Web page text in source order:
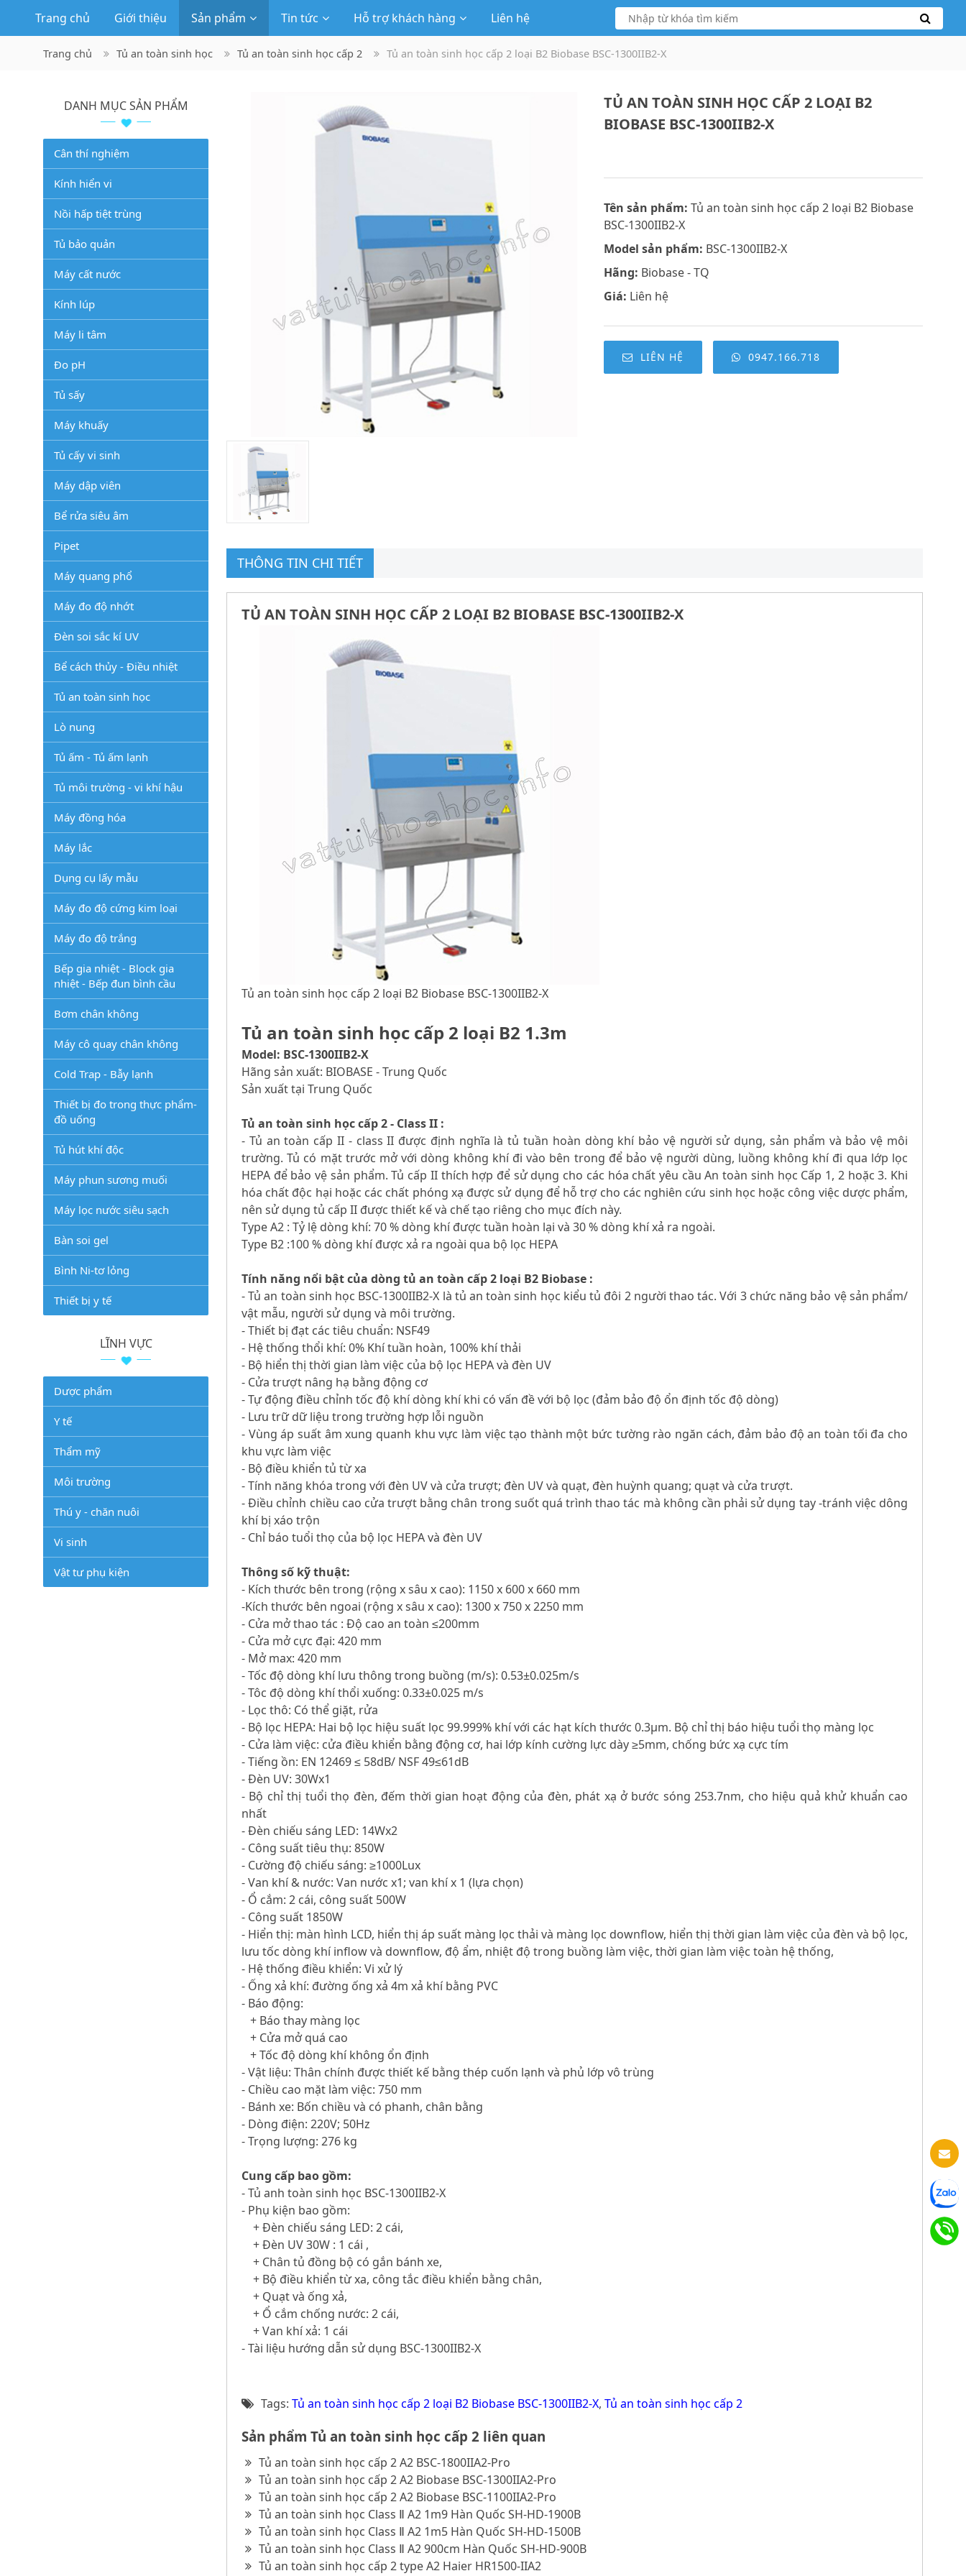
Trang chủ Giới thiệu Sản phẩm Tin tức Hỗ trợ khách hàng Liên hệ
Trang chủ Tủ an toàn sinh học Tủ an toàn sinh học cấp 2 Tủ an toàn sinh học cấp 2 loại B2 Biobase BSC-1300IIB2-X
TỦ AN TOÀN SINH HỌC CẤP 2 LOẠI B2
BIOBASE BSC-1300IIB2-X
Tên sản phẩm: Tủ an toàn sinh học cấp 2 loại B2 Biobase
BSC-1300IIB2-X
Model sản phẩm: BSC-1300IIB2-X
Hãng: Biobase - TQ
Giá: Liên hệ
LIÊN HỆ 0947.166.718
THÔNG TIN CHI TIẾT
TỦ AN TOÀN SINH HỌC CẤP 2 LOẠI B2 BIOBASE BSC-1300IIB2-X
Tủ an toàn sinh học cấp 2 loại B2 Biobase BSC-1300IIB2-X
Tủ an toàn sinh học cấp 2 loại B2 1.3m
Model: BSC-1300IIB2-X
Hãng sản xuất: BIOBASE - Trung Quốc
Sản xuất tại Trung Quốc
Tủ an toàn sinh học cấp 2 - Class II :
- Tủ an toàn cấp II - class II được định nghĩa là tủ tuần hoàn dòng khí bảo vệ người sử dụng, sản phẩm và bảo vệ môi
trường. Tủ có mặt trước mở với dòng không khí đi vào bên trong để bảo vệ người dùng, luồng không khí đi qua lớp lọc
HEPA để bảo vệ sản phẩm. Tủ cấp II thích hợp để sử dụng cho các hóa chất yêu cầu An toàn sinh học Cấp 1, 2 hoặc 3. Khi
hóa chất độc hại hoặc các chất phóng xạ được sử dụng để hỗ trợ cho các nghiên cứu sinh học hoặc công việc dược phẩm,
nên sử dụng tủ cấp II được thiết kế và chế tạo riêng cho mục đích này.
Type A2 : Tỷ lệ dòng khí: 70 % dòng khí được tuần hoàn lại và 30 % dòng khí xả ra ngoài.
Type B2 :100 % dòng khí được xả ra ngoài qua bộ lọc HEPA
Tính năng nổi bật của dòng tủ an toàn cấp 2 loại B2 Biobase :
- Tủ an toàn sinh học BSC-1300IIB2-X là tủ an toàn sinh học kiểu tủ đôi 2 người thao tác. Với 3 chức năng bảo vệ sản phẩm/
vật mẫu, người sử dụng và môi trường.
- Thiết bị đạt các tiêu chuẩn: NSF49
- Hệ thống thổi khí: 0% Khí tuần hoàn, 100% khí thải
- Bộ hiển thị thời gian làm việc của bộ lọc HEPA và đèn UV
- Cửa trượt nâng hạ bằng động cơ
- Tự động điều chỉnh tốc độ khí dòng khí khi có vấn đề với bộ lọc (đảm bảo độ ổn định tốc độ dòng)
- Lưu trữ dữ liệu trong trường hợp lỗi nguồn
- Vùng áp suất âm xung quanh khu vực làm việc tạo thành một bức tường rào ngăn cách, đảm bảo độ an toàn tối đa cho
khu vực làm việc
- Bộ điều khiển tủ từ xa
- Tính năng khóa trong với đèn UV và cửa trượt; đèn UV và quạt, đèn huỳnh quang; quạt và cửa trượt.
- Điều chỉnh chiều cao cửa trượt bằng chân trong suốt quá trình thao tác mà không cần phải sử dụng tay -tránh việc dông
khí bị xáo trộn
- Chỉ báo tuổi thọ của bộ lọc HEPA và đèn UV
Thông số kỹ thuật:
- Kích thước bên trong (rộng x sâu x cao): 1150 x 600 x 660 mm
-Kích thước bên ngoai (rộng x sâu x cao): 1300 x 750 x 2250 mm
- Cửa mở thao tác : Độ cao an toàn ≤200mm
- Cửa mở cực đại: 420 mm
- Mở max: 420 mm
- Tốc độ dòng khí lưu thông trong buồng (m/s): 0.53±0.025m/s
- Tôc độ dòng khí thổi xuống: 0.33±0.025 m/s
- Lọc thô: Có thể giặt, rửa
- Bộ lọc HEPA: Hai bộ lọc hiệu suất lọc 99.999% khí với các hạt kích thước 0.3µm. Bộ chỉ thị báo hiệu tuổi thọ màng lọc
- Cửa làm việc: cửa điều khiển bằng động cơ, hai lớp kính cường lực dày ≥5mm, chống bức xạ cực tím
- Tiếng ồn: EN 12469 ≤ 58dB/ NSF 49≤61dB
- Đèn UV: 30Wx1
- Bộ chỉ thị tuổi thọ đèn, đếm thời gian hoạt động của đèn, phát xạ ở bước sóng 253.7nm, cho hiệu quả khử khuẩn cao
nhất
- Đèn chiếu sáng LED: 14Wx2
- Công suất tiêu thụ: 850W
- Cường độ chiếu sáng: ≥1000Lux
- Van khí & nước: Van nước x1; van khí x 1 (lựa chọn)
- Ổ cắm: 2 cái, công suất 500W
- Công suất 1850W
- Hiển thị: màn hình LCD, hiển thị áp suất màng lọc thải và màng lọc downflow, hiển thị thời gian làm việc của đèn và bộ lọc,
lưu tốc dòng khí inflow và downflow, độ ẩm, nhiệt độ trong buồng làm việc, thời gian làm việc toàn hệ thống,
- Hệ thống điều khiển: Vi xử lý
- Ống xả khí: đường ống xả 4m xả khí bằng PVC
- Báo động:
+ Báo thay màng lọc
+ Cửa mở quá cao
+ Tốc độ dòng khí không ổn định
- Vật liệu: Thân chính được thiết kế bằng thép cuốn lạnh và phủ lớp vô trùng
- Chiều cao mặt làm việc: 750 mm
- Bánh xe: Bốn chiều và có phanh, chân bằng
- Dòng điện: 220V; 50Hz
- Trọng lượng: 276 kg
Cung cấp bao gồm:
- Tủ anh toàn sinh học BSC-1300IIB2-X
- Phụ kiện bao gồm:
+ Đèn chiếu sáng LED: 2 cái,
+ Đèn UV 30W : 1 cái ,
+ Chân tủ đồng bộ có gắn bánh xe,
+ Bộ điều khiển từ xa, công tắc điều khiển bằng chân,
+ Quạt và ống xả,
+ Ổ cắm chống nước: 2 cái,
+ Van khí xả: 1 cái
- Tài liệu hướng dẫn sử dụng BSC-1300IIB2-X
Tags: Tủ an toàn sinh học cấp 2 loại B2 Biobase BSC-1300IIB2-X, Tủ an toàn sinh học cấp 2
Sản phẩm Tủ an toàn sinh học cấp 2 liên quan
Tủ an toàn sinh học cấp 2 A2 BSC-1800IIA2-Pro
Tủ an toàn sinh học cấp 2 A2 Biobase BSC-1300IIA2-Pro
Tủ an toàn sinh học cấp 2 A2 Biobase BSC-1100IIA2-Pro
Tủ an toàn sinh học Class Ⅱ A2 1m9 Hàn Quốc SH-HD-1900B
Tủ an toàn sinh học Class Ⅱ A2 1m5 Hàn Quốc SH-HD-1500B
Tủ an toàn sinh học Class Ⅱ A2 900cm Hàn Quốc SH-HD-900B
Tủ an toàn sinh học cấp 2 type A2 Haier HR1500-IIA2
DANH MỤC SẢN PHẨM
Cân thí nghiệm
Kính hiển vi
Nồi hấp tiệt trùng
Tủ bảo quản
Máy cất nước
Kính lúp
Máy li tâm
Đo pH
Tủ sấy
Máy khuấy
Tủ cấy vi sinh
Máy dập viên
Bể rửa siêu âm
Pipet
Máy quang phổ
Máy đo độ nhớt
Đèn soi sắc kí UV
Bể cách thủy - Điều nhiệt
Tủ an toàn sinh học
Lò nung
Tủ ấm - Tủ ấm lạnh
Tủ môi trường - vi khí hậu
Máy đồng hóa
Máy lắc
Dụng cụ lấy mẫu
Máy đo độ cứng kim loại
Máy đo độ trắng
Bếp gia nhiệt - Block gia
nhiệt - Bếp đun bình cầu
Bơm chân không
Máy cô quay chân không
Cold Trap - Bẫy lạnh
Thiết bị đo trong thực phẩm-
đồ uống
Tủ hút khí độc
Máy phun sương muối
Máy lọc nước siêu sạch
Bàn soi gel
Bình Ni-tơ lỏng
Thiết bị y tế
LĨNH VỰC
Dược phẩm
Y tế
Thẩm mỹ
Môi trường
Thú y - chăn nuôi
Vi sinh
Vật tư phụ kiện